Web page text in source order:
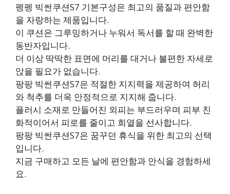
펭펭 빅썬쿠션S7 기본구성은 최고의 품질과 편안함
을 자랑하는 제품입니다.
이 쿠션은 그루밍하거나 누워서 독서를 할 때 완벽한
동반자입니다.
더 이상 딱딱한 표면에 머리를 대거나 불편한 자세로
앉을 필요가 없습니다.
팡팡 빅썬쿠션S7은 적절한 지지력을 제공하여 허리
와 척추를 더욱 안정적으로 지지해 줍니다.
플러시 소재로 만들어진 외피는 부드러우며 피부 친
화적이어서 피로를 줄이고 희열을 선사합니다.
팡팡 빅썬쿠션S7은 꿈꾸던 휴식을 위한 최고의 선택
입니다.
지금 구매하고 모든 날에 편안함과 안식을 경험하세
요.